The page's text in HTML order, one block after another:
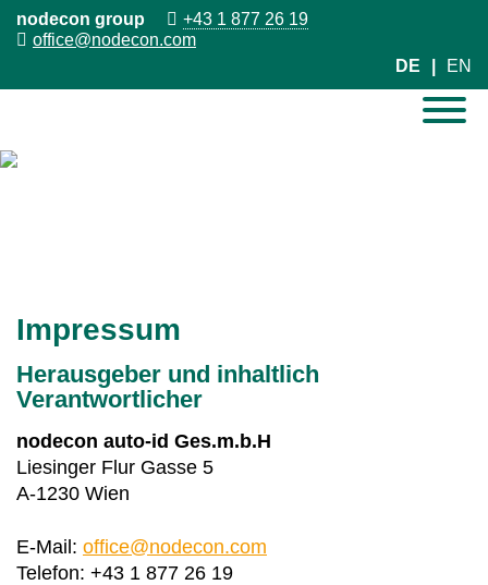
nodecon group
+43 1 877 26 19
office@nodecon.com
DE
EN
Impressum
Herausgeber und inhaltlich
Verantwortlicher
nodecon auto-id Ges.m.b.H
Liesinger Flur Gasse 5
A-1230 Wien
E-Mail: office@nodecon.com
Telefon: +43 1 877 26 19